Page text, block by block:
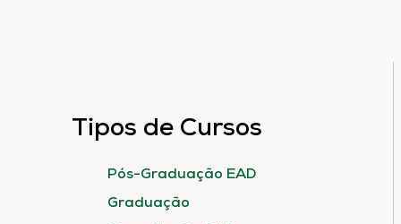
Tipos de Cursos
Pós-Graduação EAD
Graduação